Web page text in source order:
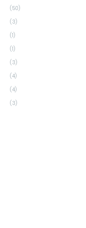
(50)
(3)
(1)
(1)
(3)
(4)
(4)
(3)